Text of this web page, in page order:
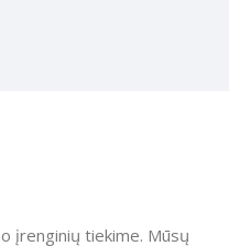
įrenginių tiekime. Mūsų